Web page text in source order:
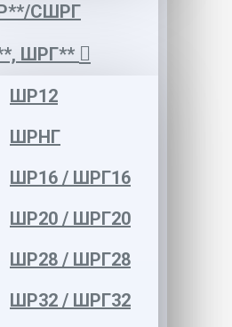
СШРГ
ШРГ**
ШР12
ШРНГ
ШР16 / ШРГ16
ШР20 / ШРГ20
ШР28 / ШРГ28
ШР32 / ШРГ32